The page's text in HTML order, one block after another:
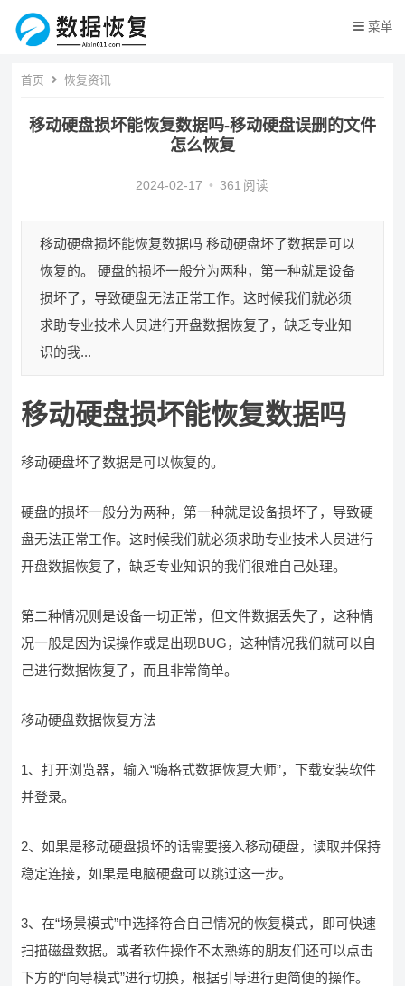
菜单
首页 恢复资讯
移动硬盘损坏能恢复数据吗-移动硬盘误删的文件
怎么恢复
2024-02-17 • 361 阅读
移动硬盘损坏能恢复数据吗 移动硬盘坏了数据是可以
恢复的。 硬盘的损坏一般分为两种，第一种就是设备
损坏了，导致硬盘无法正常工作。这时候我们就必须
求助专业技术人员进行开盘数据恢复了，缺乏专业知
识的我...
移动硬盘损坏能恢复数据吗
移动硬盘坏了数据是可以恢复的。
硬盘的损坏一般分为两种，第一种就是设备损坏了，导致硬
盘无法正常工作。这时候我们就必须求助专业技术人员进行
开盘数据恢复了，缺乏专业知识的我们很难自己处理。
第二种情况则是设备一切正常，但文件数据丢失了，这种情
况一般是因为误操作或是出现BUG，这种情况我们就可以自
己进行数据恢复了，而且非常简单。
移动硬盘数据恢复方法
1、打开浏览器，输入“嗨格式数据恢复大师”，下载安装软件
并登录。
2、如果是移动硬盘损坏的话需要接入移动硬盘，读取并保持
稳定连接，如果是电脑硬盘可以跳过这一步。
3、在“场景模式”中选择符合自己情况的恢复模式，即可快速
扫描磁盘数据。或者软件操作不太熟练的朋友们还可以点击
下方的“向导模式”进行切换，根据引导进行更简便的操作。